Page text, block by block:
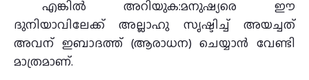
എങ്കിൽ അറിയുക:മനുഷ്യരെ ഈ
ദുനിയാവിലേക്ക് അല്ലാഹു സൃഷ്ടിച്ച് അയച്ചത്
അവന് ഇബാദത്ത് (ആരാധന) ചെയ്യാന്‍ വേണ്ടി
മാത്രമാണ്.